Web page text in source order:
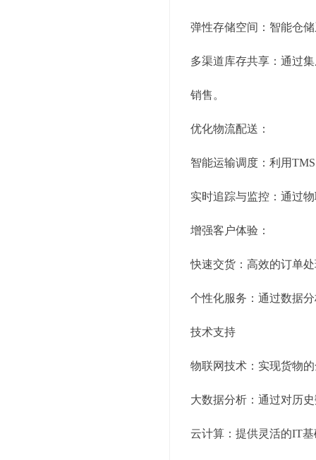
弹性存储空间：智能仓
多渠道库存共享：通过
销售。
优化物流配送：
智能运输调度：利用
实时追踪与监控：通过
增强客户体验：
快速交货：高效的订单
个性化服务：通过数据
技术支持
物联网技术：实现货物
大数据分析：通过对历
云计算：提供灵活的IT